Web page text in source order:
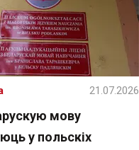
мову
у польскіх
21.07.2026